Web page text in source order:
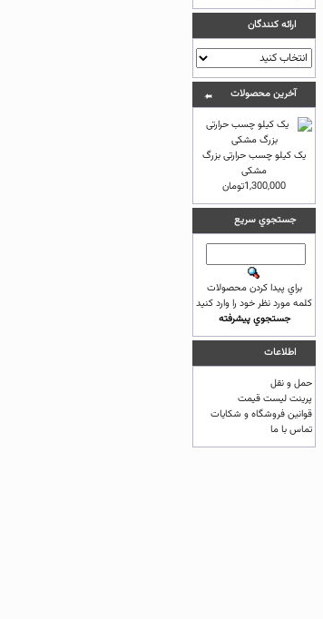
ارائه كنندگان
آخرين محصولات
یک کیلو چسب حرارتی بزرگ
مشکی
1,300,000تومان
جستجوي سريع
براي پيدا كردن محصولات
كلمه مورد نظر خود را وارد كنيد
جستجوي پيشرفته
اطلاعات
حمل و نقل
پرینت لیست قیمت
قوانين فروشگاه و شکایات
تماس با ما